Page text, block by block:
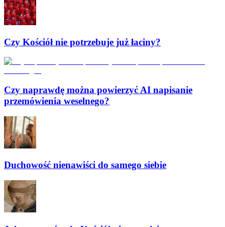
Czy Kościół nie potrzebuje już łaciny?
Czy naprawdę można powierzyć AI napisanie
przemówienia weselnego?
Duchowość nienawiści do samego siebie